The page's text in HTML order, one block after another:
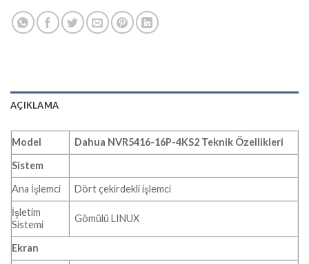
AÇIKLAMA
Model
Dahua NVR5416-16P-4KS2 Teknik Özellikleri
Sistem
Ana İşlemci
Dört çekirdekli işlemci
İşletim
Sistemi
Gömülü LINUX
Ekran